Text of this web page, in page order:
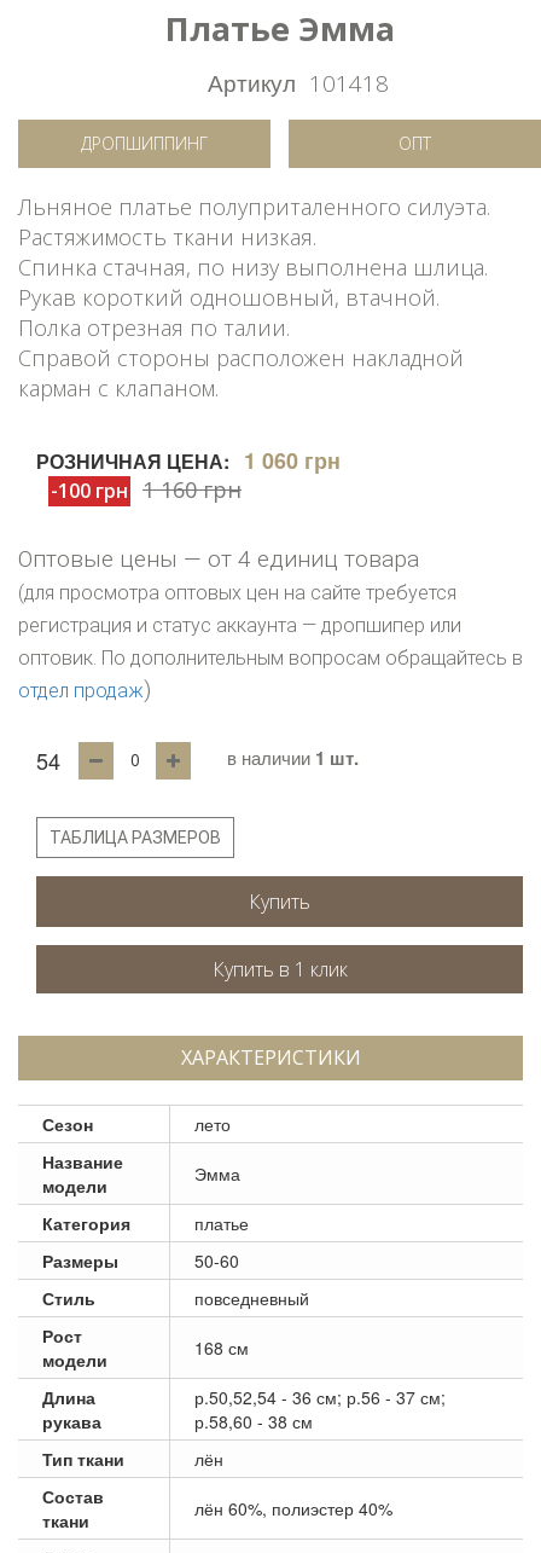
Платье Эмма
Артикул 101418
ДРОПШИППИНГ ОПТ
Льняное платье полуприталенного силуэта.
Растяжимость ткани низкая.
Спинка стачная, по низу выполнена шлица.
Рукав короткий одношовный, втачной.
Полка отрезная по талии.
Справой стороны расположен накладной
карман с клапаном.
РОЗНИЧНАЯ ЦЕНА: 1 060 грн
-100 грн 1 160 грн
Оптовые цены — от 4 единиц товара
(для просмотра оптовых цен на сайте требуется
регистрация и статус аккаунта — дропшипер или
оптовик. По дополнительным вопросам обращайтесь в
отдел продаж)
54 в наличии 1 шт.
ТАБЛИЦА РАЗМЕРОВ
Купить
ХАРАКТЕРИСТИКИ
Сезон
лето
Название
модели
Эмма
Категория
платье
Размеры
50-60
Стиль
повседневный
Рост
модели
168 см
Длина
рукава
р.50,52,54 - 36 см; р.56 - 37 см;
р.58,60 - 38 см
Тип ткани
лён
Состав
ткани
лён 60%, полиэстер 40%